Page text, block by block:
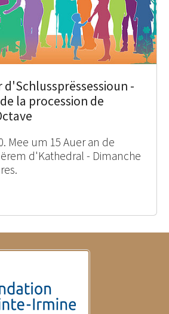
-
la procession de
Mee um 15 Auer an de
d'Kathedral - Dimanche